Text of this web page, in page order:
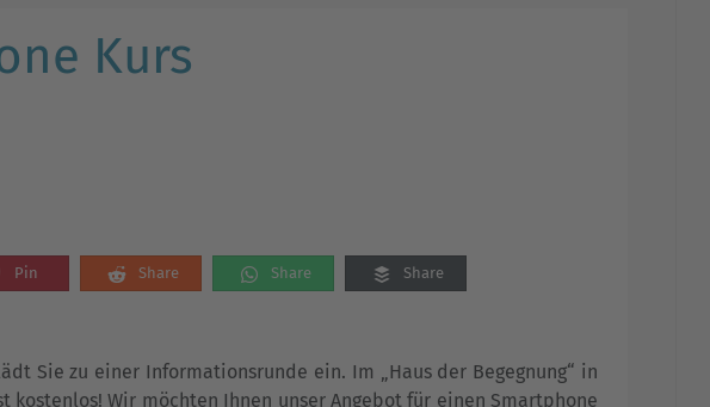
Kurs
Pin Share Share Share
Sie zu einer Informationsrunde ein. Im „Haus der Begegnung“ in
kostenlos! Wir möchten Ihnen unser Angebot für einen Smartphone